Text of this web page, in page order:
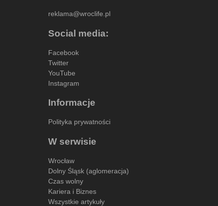
reklama@wroclife.pl
Social media:
Facebook
Twitter
YouTube
Instagram
Informacje
Polityka prywatności
W serwisie
Wrocław
Dolny Śląsk (aglomeracja)
Czas wolny
Kariera i Biznes
Wszystkie artykuły